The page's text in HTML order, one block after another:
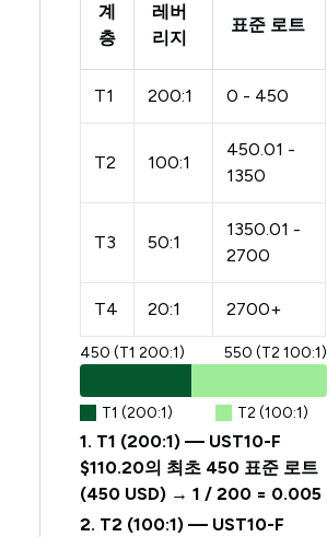
계
층
레버
리지
표준 로트
T1 200:1 0 - 450
T2 100:1
450.01 -
1350
T3 50:1
1350.01 -
2700
T4 20:1 2700+
450 (T1 200:1) 550 (T2 100:1)
T1 (200:1) T2 (100:1)
1. T1 (200:1) — UST10-F
$110.20의 최초 450 표준 로트
(450 USD) → 1 / 200 = 0.005
2. T2 (100:1) — UST10-F